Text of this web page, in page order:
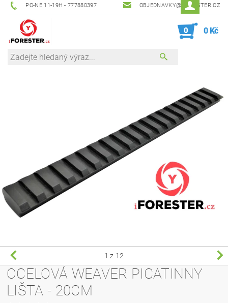
PO-NE 11-19H - 777880397 OBJEDNAVKY@IFORESTER.CZ
0 0 Kč
1 z 12
OCELOVÁ WEAVER PICATINNY
LIŠTA - 20CM